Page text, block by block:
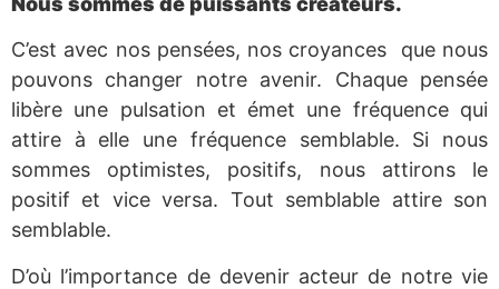
C’est avec nos pensées, nos croyances que nous
pouvons changer notre avenir. Chaque pensée
libère une pulsation et émet une fréquence qui
attire à elle une fréquence semblable. Si nous
sommes optimistes, positifs, nous attirons le
positif et vice versa. Tout semblable attire son
semblable.
D’où l’importance de devenir acteur de notre vie